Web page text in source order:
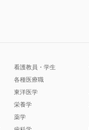
看護教員・学生
各種医療職
東洋医学
栄養学
薬学